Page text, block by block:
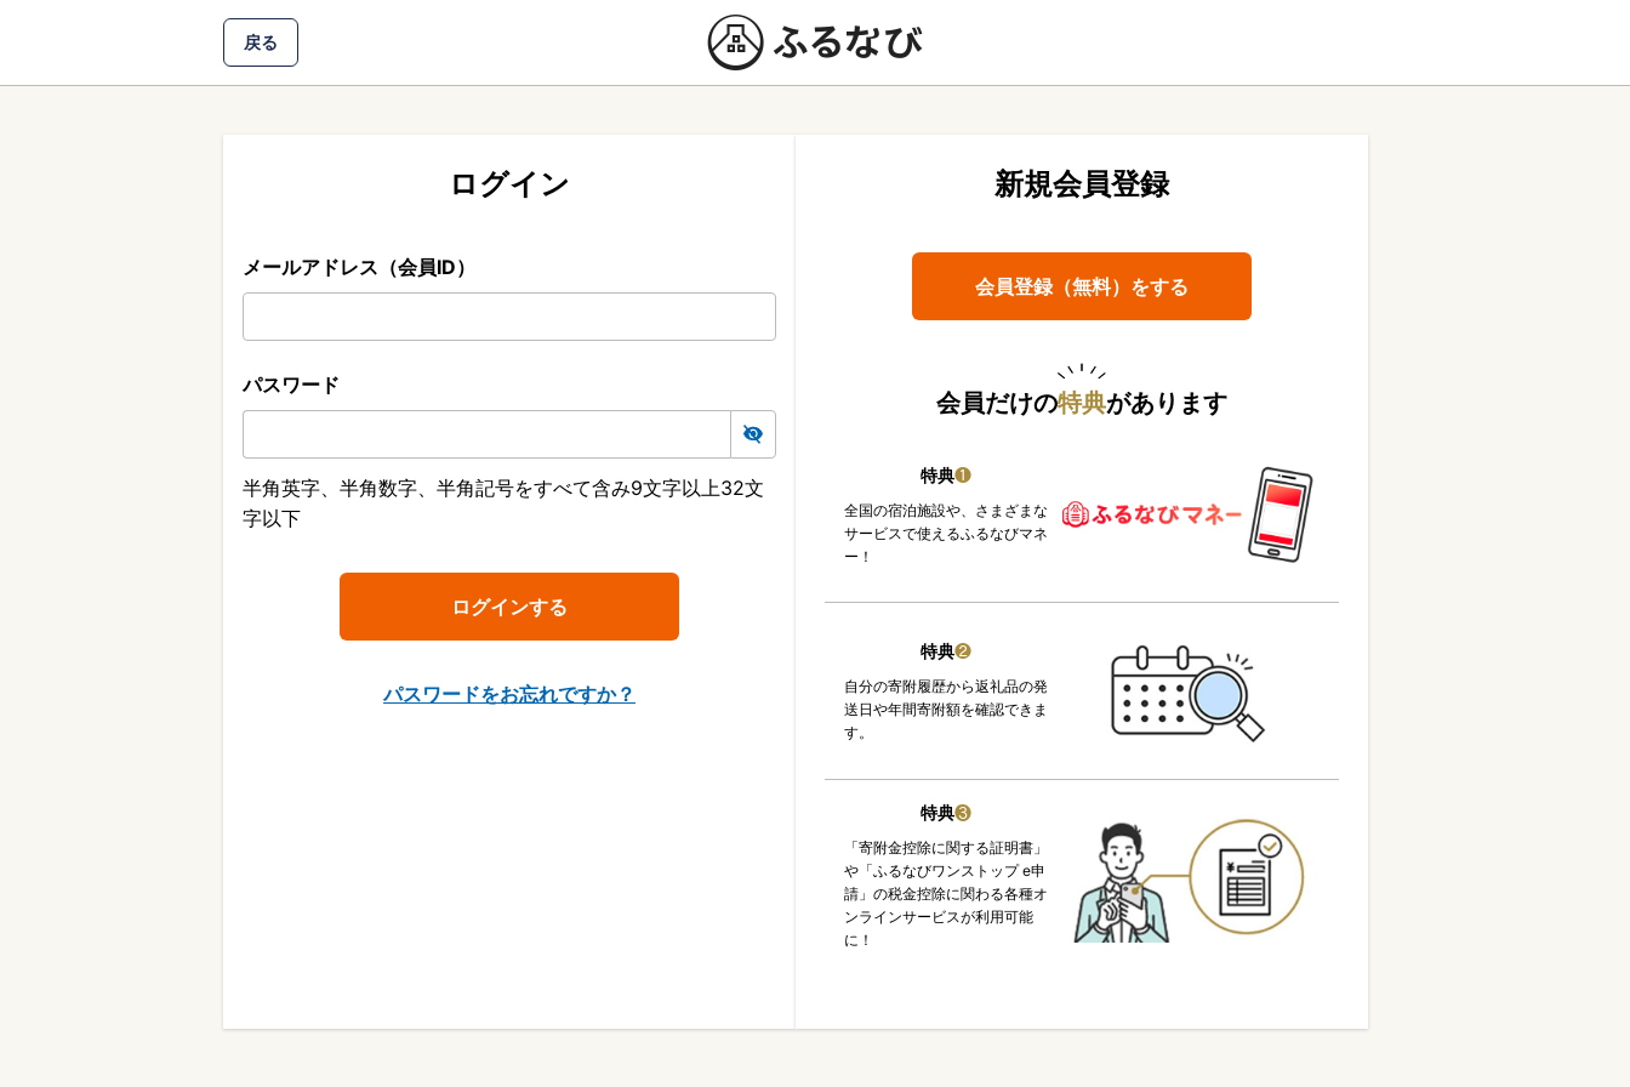
戻る
ログイン
メールアドレス（会員ID）
パスワード
半角英字、半角数字、半角記号をすべて含み9文字以上32文
字以下
パスワードをお忘れですか？
新規会員登録
会員登録（無料）をする
会員だけの特典があります
特典❶
全国の宿泊施設や、さまざまな
サービスで使えるふるなびマネ
ー！
特典❷
自分の寄附履歴から返礼品の発
送日や年間寄附額を確認できま
す。
特典❸
「寄附金控除に関する証明書」
や「ふるなびワンストップ e申
請」の税金控除に関わる各種オ
ンラインサービスが利用可能
に！